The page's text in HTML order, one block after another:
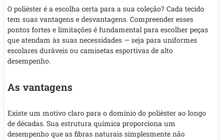
O poliéster é a escolha certa para a sua coleção? Cada tecido
tem suas vantagens e desvantagens. Compreender esses
pontos fortes e limitações é fundamental para escolher peças
que atendam às suas necessidades — seja para uniformes
escolares duráveis ou camisetas esportivas de alto
desempenho.
As vantagens
Existe um motivo claro para o domínio do poliéster ao longo
de décadas. Sua estrutura química proporciona um
desempenho que as fibras naturais simplesmente não